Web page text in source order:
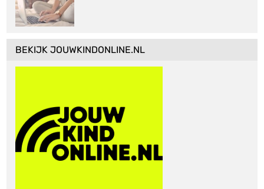
BEKIJK JOUWKINDONLINE.NL